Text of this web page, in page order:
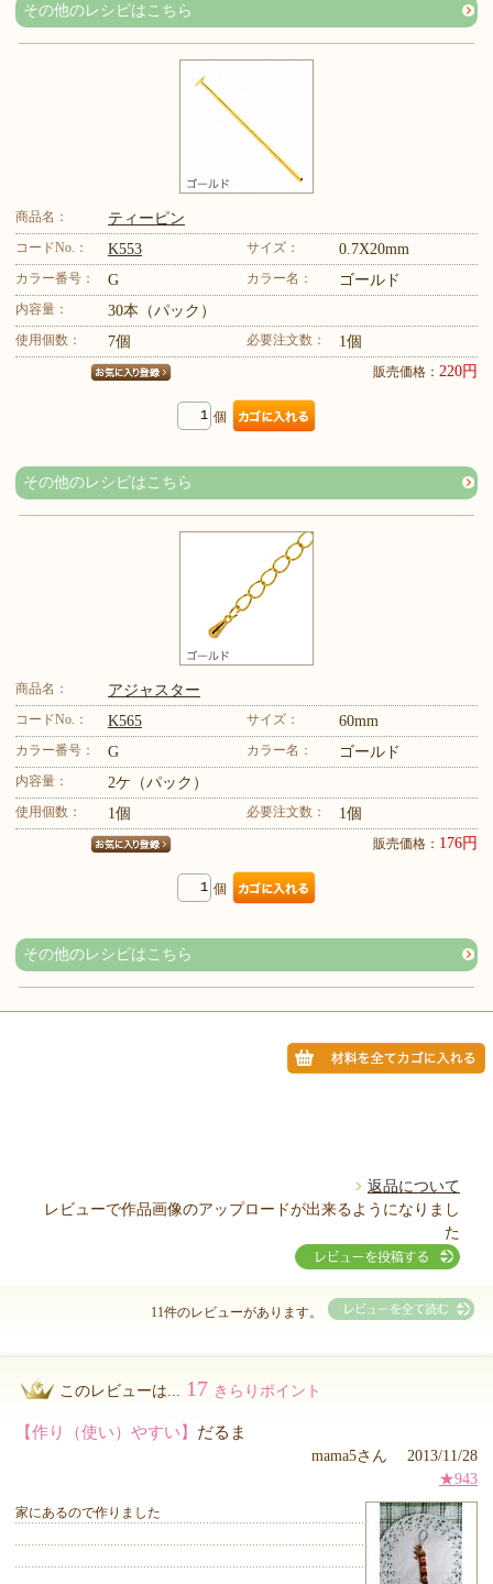
その他のレシピはこちら
商品名： ティーピン
コードNo.： K553 サイズ： 0.7X20mm
カラー番号： G カラー名： ゴールド
内容量： 30本（パック）
使用個数： 7個 必要注文数： 1個
販売価格： 220円
個
その他のレシピはこちら
商品名： アジャスター
コードNo.： K565 サイズ： 60mm
カラー番号： G カラー名： ゴールド
内容量： 2ケ（パック）
使用個数： 1個 必要注文数： 1個
販売価格： 176円
個
その他のレシピはこちら
返品について
レビューで作品画像のアップロードが出来るようになりまし
た
11件のレビューがあります。
このレビューは... 17 きらりポイント
【作り（使い）やすい】 だるま
mama5さん 2013/11/28
★943
家にあるので作りました